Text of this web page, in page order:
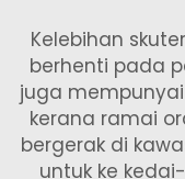
Kelebihan
berhenti pada
juga
kerana ramai
bergerak di
untuk ke